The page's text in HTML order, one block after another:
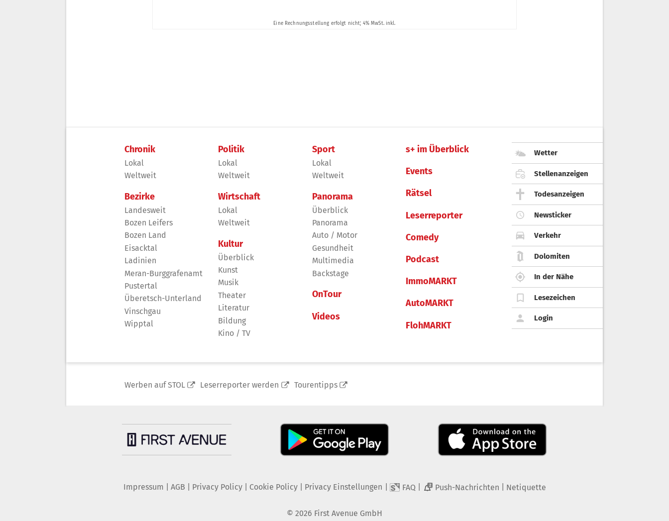
Chronik
Lokal
Weltweit
Bezirke
Landesweit
Bozen Leifers
Bozen Land
Eisacktal
Ladinien
Meran-Burggrafenamt
Pustertal
Überetsch-Unterland
Vinschgau
Wipptal
Politik
Lokal
Weltweit
Wirtschaft
Lokal
Weltweit
Kultur
Überblick
Kunst
Musik
Theater
Literatur
Bildung
Kino / TV
Sport
Lokal
Weltweit
Panorama
Überblick
Panorama
Auto / Motor
Gesundheit
Multimedia
Backstage
OnTour
Videos
s+ im Überblick
Events
Rätsel
Leserreporter
Comedy
Podcast
ImmoMARKT
AutoMARKT
FlohMARKT
Wetter
Stellenanzeigen
Todesanzeigen
Newsticker
Verkehr
Dolomiten
In der Nähe
Lesezeichen
Login
Werben auf STOL Leserreporter werden Tourentipps
Impressum AGB Privacy Policy| Cookie Policy| Privacy Einstellungen FAQ 2 Push-Nachrichten Netiquette
© 2026 First Avenue GmbH